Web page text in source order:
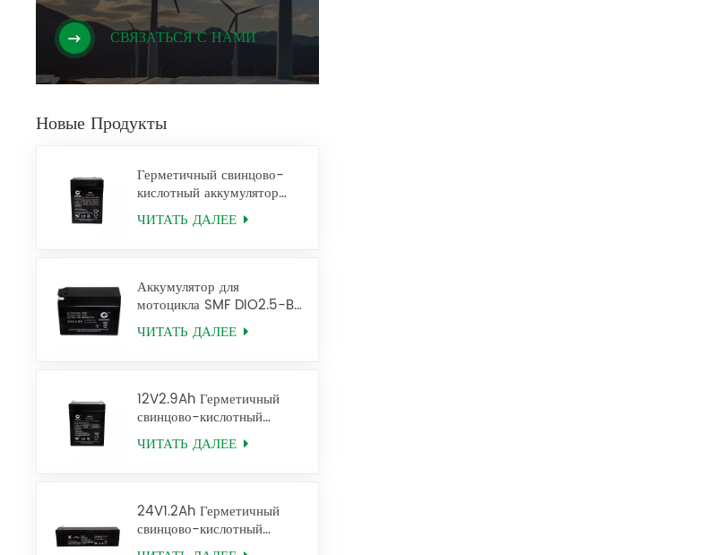
СВЯЗАТЬСЯ С НАМИ
Новые Продукты
Герметичный свинцово-
кислотный аккумулятор
4V6Ah Аккумулятор Ups
2FM6
ЧИТАТЬ ДАЛЕЕ
Аккумулятор для
мотоцикла SMF DIO2.5-BS
12V2.5AH
ЧИТАТЬ ДАЛЕЕ
12V2.9Ah Герметичный
свинцово-кислотный
аккумулятор 6FM2.9 Ups
Battery
ЧИТАТЬ ДАЛЕЕ
24V1.2Ah Герметичный
свинцово-кислотный
аккумулятор 12FM1.2 Ups